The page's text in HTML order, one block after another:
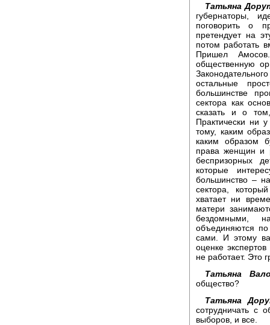
Татьяна
губернаторы,
поговорить о
претендует на
потом работать
Пришел
общественную
остальные
большинстве
сектора как
сказать и о
Практически ни
тому, каким
каким образом
права женщин и
беспризорных
которые
большинство –
сектора,
хватает ни
матери
бездомными,
объединяются
сами. И этому
оценке
не работает. Это
Татьяна
общество?
Татьяна
сотрудничать с
выборов, и все.